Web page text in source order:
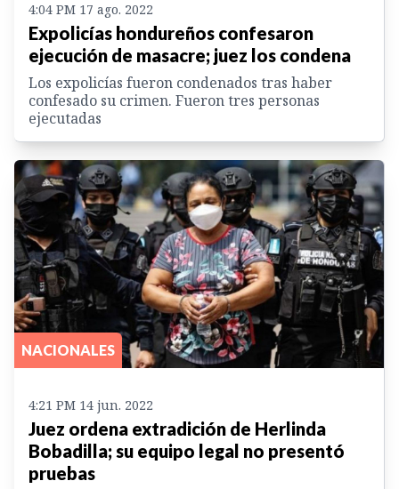
4:04 PM 17 ago. 2022
Expolicías hondureños confesaron
ejecución de masacre; juez los condena
Los expolicías fueron condenados tras haber
confesado su crimen. Fueron tres personas
ejecutadas
NACIONALES
4:21 PM 14 jun. 2022
Juez ordena extradición de Herlinda
Bobadilla; su equipo legal no presentó
pruebas